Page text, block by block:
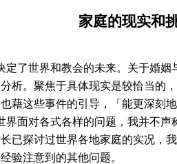
家庭的现实和
定了世界和教会的未来。关于婚
析。聚焦于具体现实是较恰当的
藉这些事件的引导，「能更深刻
界面对各式各样的问题，我并不
已探讨过世界各地家庭的实况，
验注意到的其他问题。